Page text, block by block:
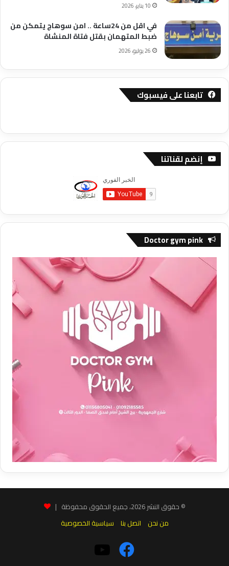
10 يناير، 2026
في اقل من 24ساعة .. امن سوهاج يتمكن من
ضبط المتهمان بقتل فتاة المنشاة
26 يوليو، 2026
تابعنا على فيسبوك
إنضم لقناتنا
Doctor gym pink
© حقوق النشر 2026، جميع الحقوق محفوظة |
من نحن
اتصل بنا سياسية الخصوصية
فيسبوك